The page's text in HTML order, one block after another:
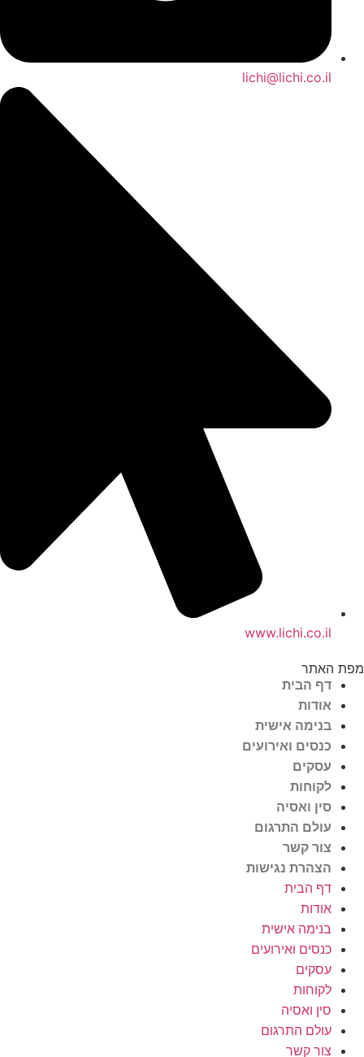
lichi@lichi.co.il
www.lichi.co.il
האתר
דף הבית
אודות
בנימה אישית
כנסים ואירועים
עסקים
לקוחות
סין ואסיה
עולם התרגום
צור קשר
הצהרת נגישות
דף הבית
אודות
בנימה אישית
כנסים ואירועים
עסקים
לקוחות
סין ואסיה
עולם התרגום
צור קשר